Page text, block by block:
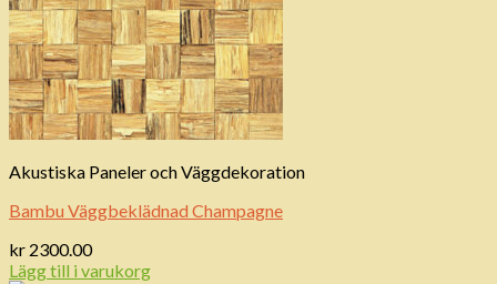
Akustiska Paneler och Väggdekoration
Bambu Väggbeklädnad Champagne
kr 2300.00
Lägg till i varukorg